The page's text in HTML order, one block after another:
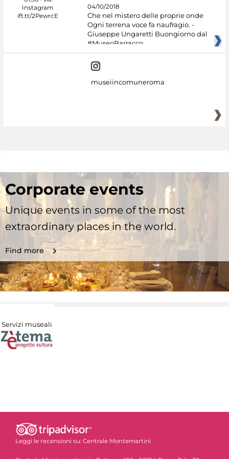
04/10/2018
Che nel mistero delle proprie onde
Ogni terrena voce fa naufragio. -
Giuseppe Ungaretti Buongiorno dal
#MuseoBarracco
museiincomuneroma
Corporate events
Unique events in some of the most
extraordinary places in the world.
Find more
Servizi museali
Leggi le recensioni su: Centrale Montemartini